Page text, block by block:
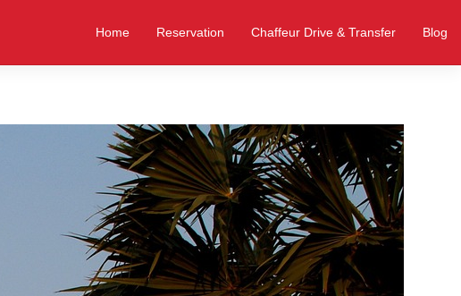
Home Reservation Chaffeur Drive & Transfer Blog